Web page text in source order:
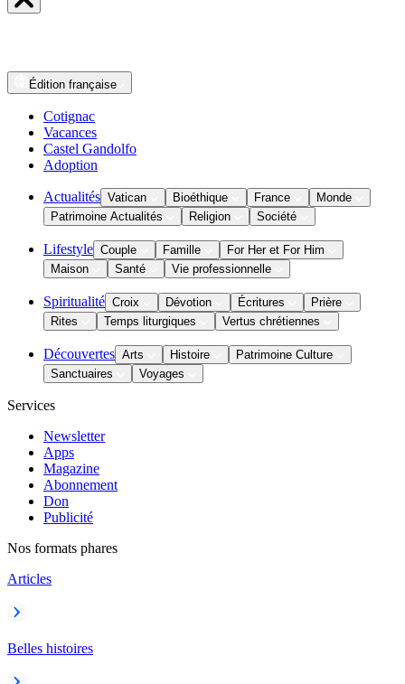
Édition française
Cotignac
Vacances
Castel Gandolfo
Adoption
Actualités Vatican Bioéthique France
Monde
Patrimoine Actualités
Religion Société
Lifestyle Couple Famille
For Her et For Him
Maison
Santé Vie professionnelle
Spiritualité Croix Dévotion Écritures
Prière
Rites
Temps liturgiques Vertus chrétiennes
Découvertes Arts Histoire
Patrimoine Culture
Sanctuaires
Voyages
Services
Newsletter
Apps
Magazine
Abonnement
Don
Publicité
Nos formats phares
Articles
Belles histoires